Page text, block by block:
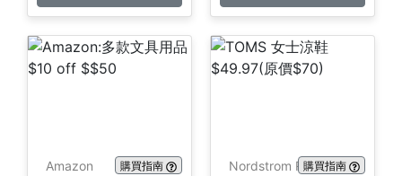
Amazon 購買指南 Nordstrom Rack購買指南